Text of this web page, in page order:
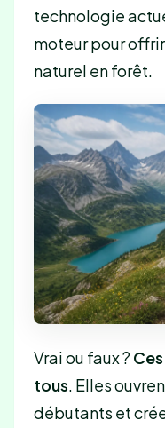
technologie
moteur pour
naturel en forêt.
Vrai ou faux ?
tous. Elles
débutants et